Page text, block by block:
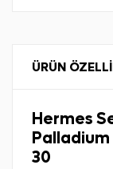
ÜRÜN
Hermes
Palladium
30